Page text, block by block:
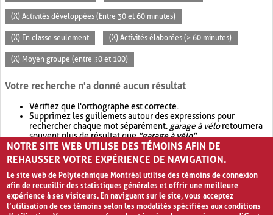
(X) Activités développées (Entre 30 et 60 minutes)
(X) En classe seulement (X) Activités élaborées (> 60 minutes)
(X) Moyen groupe (entre 30 et 100)
Votre recherche n'a donné aucun résultat
Vérifiez que l'orthographe est correcte.
Supprimez les guillemets autour des expressions pour
rechercher chaque mot séparément. garage à véloretournera
souvent plus de résultat que"garage à vélo".
Envisagez d'élargir votre recherche avec OR.garage OR vélo
retournera souvent plus de résultat quegarage à vélo
NOTRE SITE WEB UTILISE DES TÉMOINS AFIN DE
REHAUSSER VOTRE EXPÉRIENCE DE NAVIGATION.
Le site web de Polytechnique Montréal utilise des témoins de connexion
afin de recueillir des statistiques générales et offrir une meilleure
expérience à ses visiteurs. En naviguant sur le site, vous acceptez
l’utilisation de ces témoins selon les modalités spécifiées aux conditions